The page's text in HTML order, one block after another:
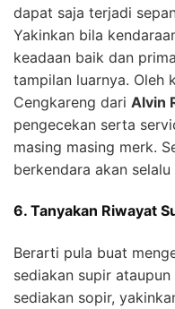
dapat saja terjadi
Yakinkan bila
keadaan baik dan
tampilan luarnya. Oleh
Cengkareng dari Alvin
pengecekan serta
masing masing merk.
berkendara akan selalu
6. Tanyakan Riwayat
Berarti pula buat
sediakan supir
sediakan sopir,